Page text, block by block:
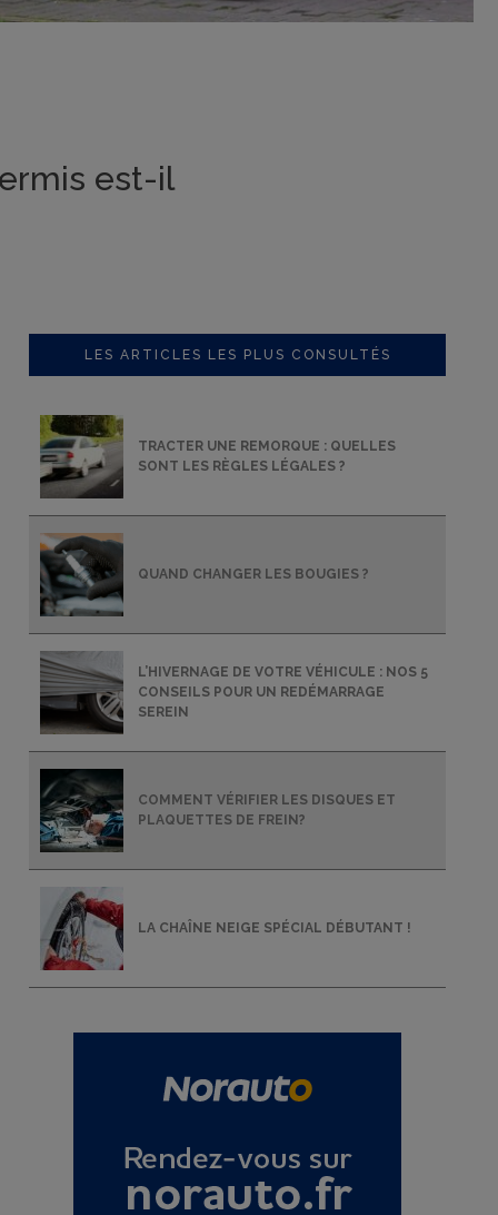
est-il
LES ARTICLES LES PLUS CONSULTÉS
TRACTER UNE REMORQUE : QUELLES
SONT LES RÈGLES LÉGALES ?
QUAND CHANGER LES BOUGIES ?
L’HIVERNAGE DE VOTRE VÉHICULE : NOS 5
CONSEILS POUR UN REDÉMARRAGE
SEREIN
COMMENT VÉRIFIER LES DISQUES ET
PLAQUETTES DE FREIN?
LA CHAÎNE NEIGE SPÉCIAL DÉBUTANT !